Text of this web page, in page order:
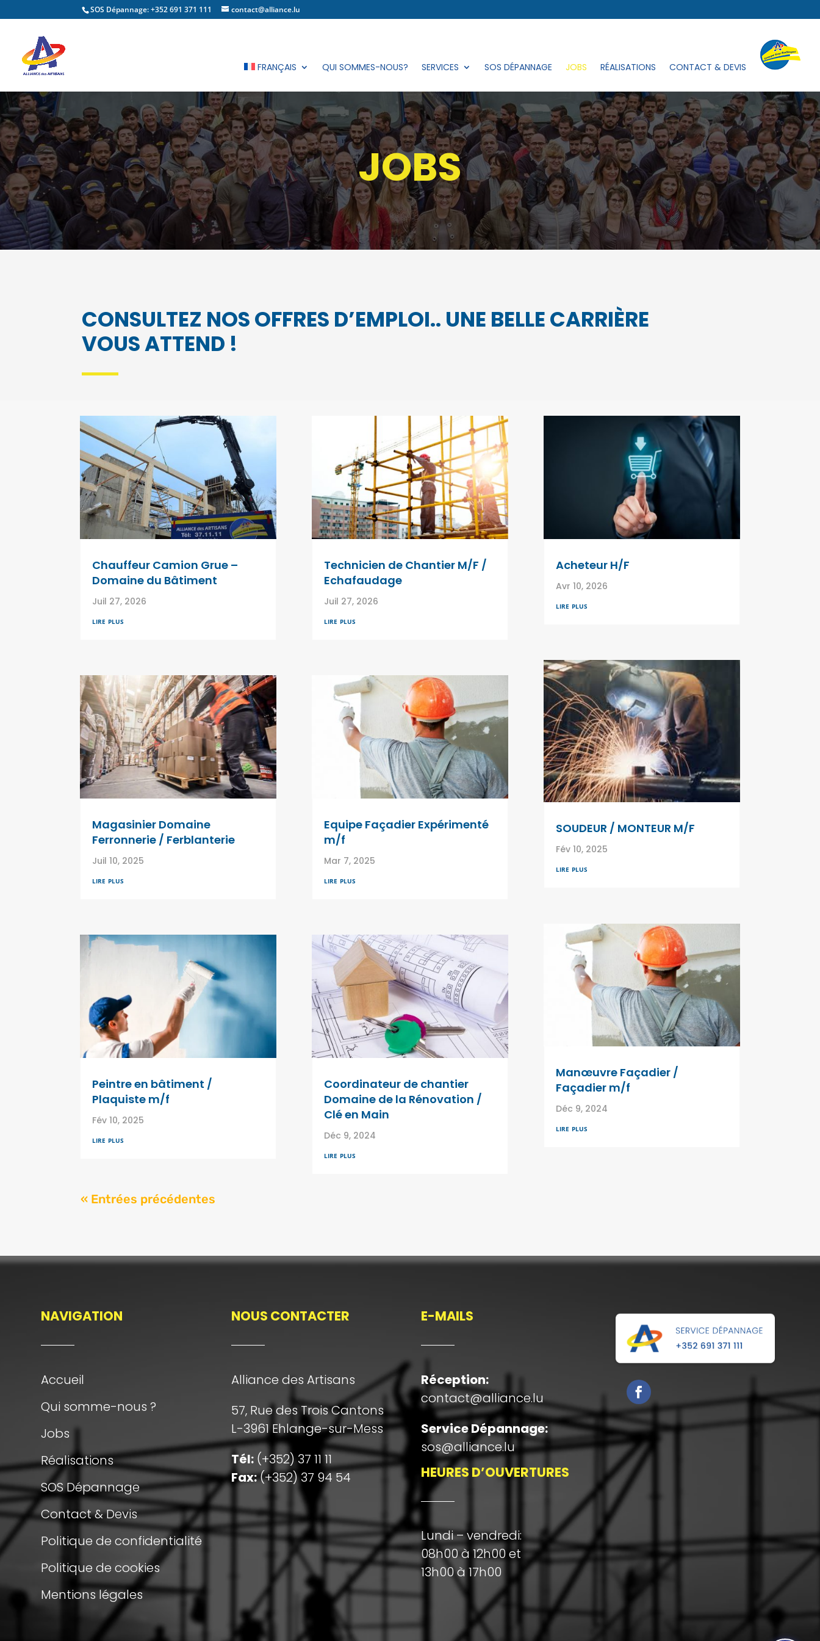
SOS Dépannage: +352 691 371 111 contact@alliance.lu
FRANÇAIS QUI SOMMES-NOUS? SERVICES SOS DÉPANNAGE JOBS RÉALISATIONS CONTACT & DEVIS
JOBS
CONSULTEZ NOS OFFRES D’EMPLOI.. UNE BELLE CARRIÈRE
VOUS ATTEND !
Chauffeur Camion Grue –
Domaine du Bâtiment
Juil 27, 2026
lire plus
Magasinier Domaine
Ferronnerie / Ferblanterie
Juil 10, 2025
lire plus
Peintre en bâtiment /
Plaquiste m/f
Fév 10, 2025
lire plus
Technicien de Chantier M/F /
Echafaudage
Juil 27, 2026
lire plus
Equipe Façadier Expérimenté
m/f
Mar 7, 2025
lire plus
Coordinateur de chantier
Domaine de la Rénovation /
Clé en Main
Déc 9, 2024
lire plus
Acheteur H/F
Avr 10, 2026
lire plus
SOUDEUR / MONTEUR M/F
Fév 10, 2025
lire plus
Manœuvre Façadier /
Façadier m/f
Déc 9, 2024
lire plus
« Entrées précédentes
NAVIGATION
Accueil
Qui somme-nous ?
Jobs
Réalisations
SOS Dépannage
Contact & Devis
Politique de confidentialité
Politique de cookies
Mentions légales
NOUS CONTACTER
Alliance des Artisans
57, Rue des Trois Cantons
L-3961 Ehlange-sur-Mess
Tél: (+352) 37 11 11
Fax:(+352) 37 94 54
E-MAILS
Réception:
contact@alliance.lu
Service Dépannage:
sos@alliance.lu
HEURES D’OUVERTURES
Lundi – vendredi:
08h00 à 12h00 et
13h00 à 17h00